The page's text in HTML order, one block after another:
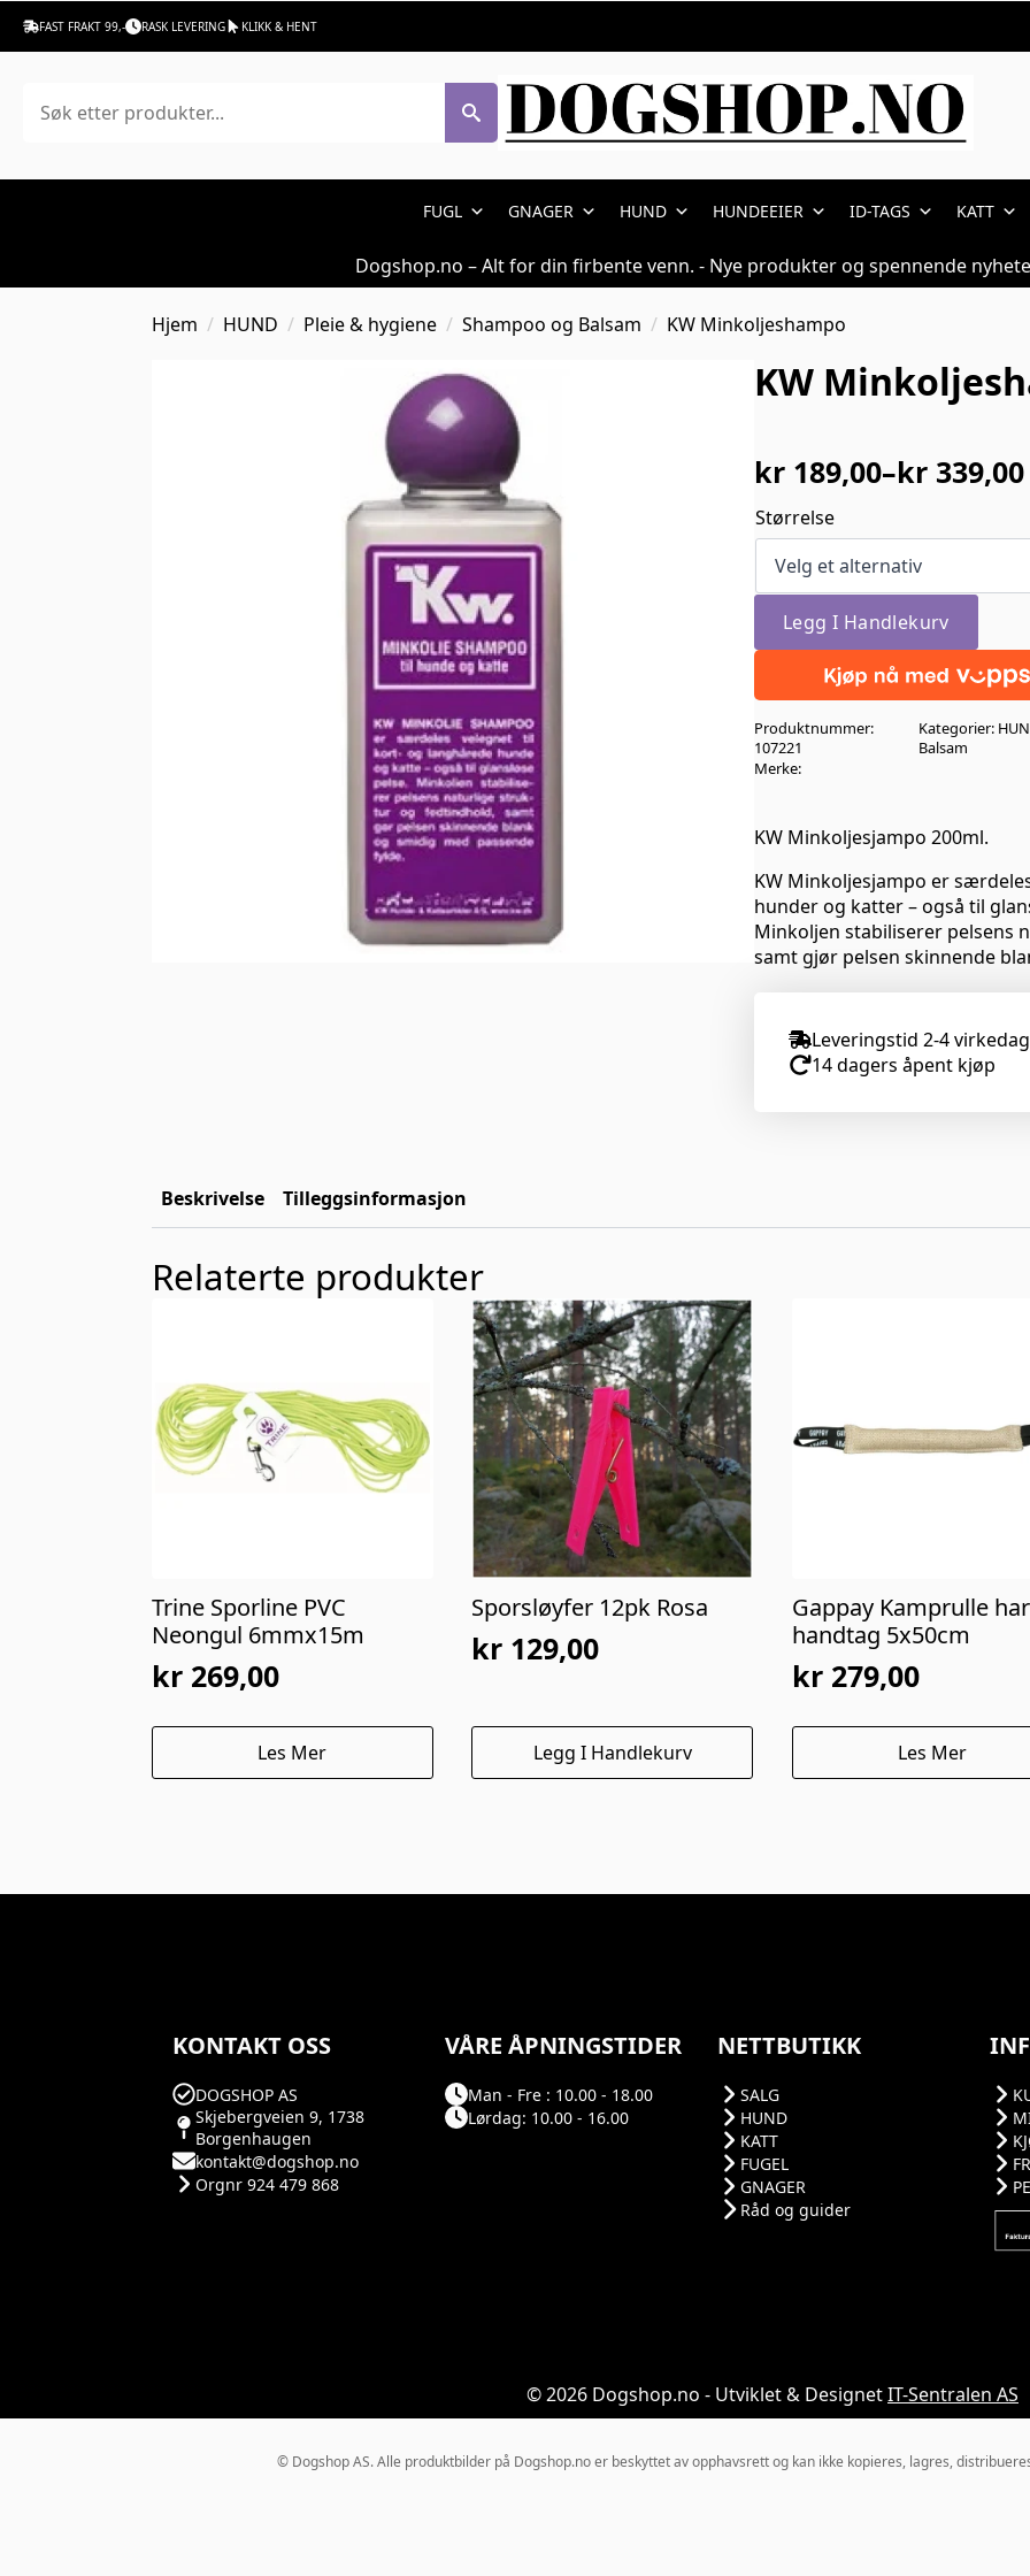
FAST FRAKT 99,- RASK LEVERING KLIKK & HENT
FUGL GNAGER HUND HUNDEEIER ID-TAGS KATT
Dogshop.no – Alt for din firbente venn. - Nye produkter og spennende
Hjem HUND Pleie & hygiene Shampoo og Balsam KW Minkoljeshampo
KW
kr 189,00–kr 339,00
Prisområde:
kr 189,00
til
kr 339,00
Størrelse
Legg I Handlekurv
Produktnummer:
107221
Kategorier:
Balsam
Merke:
KW Minkoljesjampo 200ml.
KW Minkoljesjampo er
hunder og katter – også til
Minkoljen stabiliserer
samt gjør pelsen skinnende
Leveringstid 2-4
14 dagers åpent kjøp
Beskrivelse Tilleggsinformasjon
Relaterte produkter
Trine Sporline PVC
Neongul 6mmx15m
kr 269,00
Les Mer
Sporsløyfer 12pk Rosa
kr 129,00
Legg I Handlekurv
Gappay Kamprulle
handtag 5x50cm
kr279,00
Les Mer
KONTAKT OSS
DOGSHOP AS
Skjebergveien 9, 1738
Borgenhaugen
kontakt@dogshop.no
Orgnr 924 479 868
VÅRE ÅPNINGSTIDER
Man - Fre : 10.00 - 18.00
Lørdag: 10.00 - 16.00
NETTBUTIKK
SALG
HUND
KATT
FUGEL
GNAGER
Råd og guider
© 2026 Dogshop.no - Utviklet & DesignetIT-Sentralen AS
© Dogshop AS. Alle produktbilder på Dogshop.no er beskyttet av opphavsrett og kan ikke kopieres, lagres,